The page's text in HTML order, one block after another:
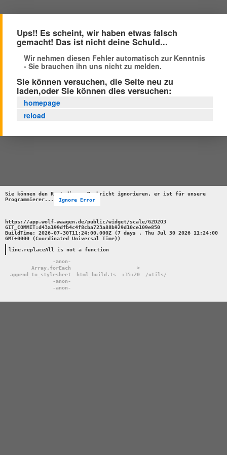
Ups!! Es scheint, wir haben etwas falsch
gemacht! Das ist nicht deine Schuld...
Wir nehmen diesen Fehler automatisch zur Kenntnis
- Sie brauchen ihn uns nicht zu melden.
Sie können versuchen, die Seite neu zu
laden,oder Sie können dies versuchen:
homepage
reload
Sie können den Rest dieser Nachricht ignorieren, er ist für unsere
Programmierer...
Ignore Error
https://app.wolf-waagen.de/public/widget/scale/G2D2O3
GIT_COMMIT:d43a199dfb4c4f8cba723a88b929d10ce109e850
BuildTime: 2026-07-30T11:24:00.000Z (7 days , Thu Jul 30 2026 11:24:00
GMT+0000 (Coordinated Universal Time))
line.replaceAll is not a function
-anon-
Array.forEach
>
append_to_stylesheet
html_build.ts :35:20
/utils/
-anon-
-anon-